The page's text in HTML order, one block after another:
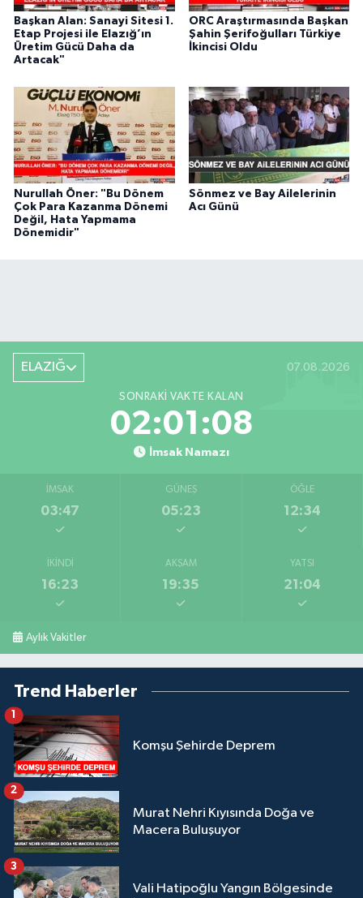
Başkan Alan: Sanayi Sitesi 1.
Etap Projesi ile Elazığ’ın
Üretim Gücü Daha da
Artacak"
ORC Araştırmasında Başkan
Şahin Şerifoğulları Türkiye
İkincisi Oldu
Nurullah Öner: "Bu Dönem
Çok Para Kazanma Dönemi
Değil, Hata Yapmama
Dönemidir"
Sönmez ve Bay Ailelerinin
Acı Günü
ELAZIĞ 07.08.2026
SONRAKI VAKTE KALAN
02:01:08
İmsak Namazı
İMSAK
03:47
GÜNEŞ
05:23
ÖĞLE
12:34
İKINDI
16:23
AKŞAM
19:35
YATSI
21:04
Aylık Vakitler
Trend Haberler
Komşu Şehirde Deprem
1
Murat Nehri Kıyısında Doğa ve
Macera Buluşuyor
2
Vali Hatipoğlu Yangın Bölgesinde
3